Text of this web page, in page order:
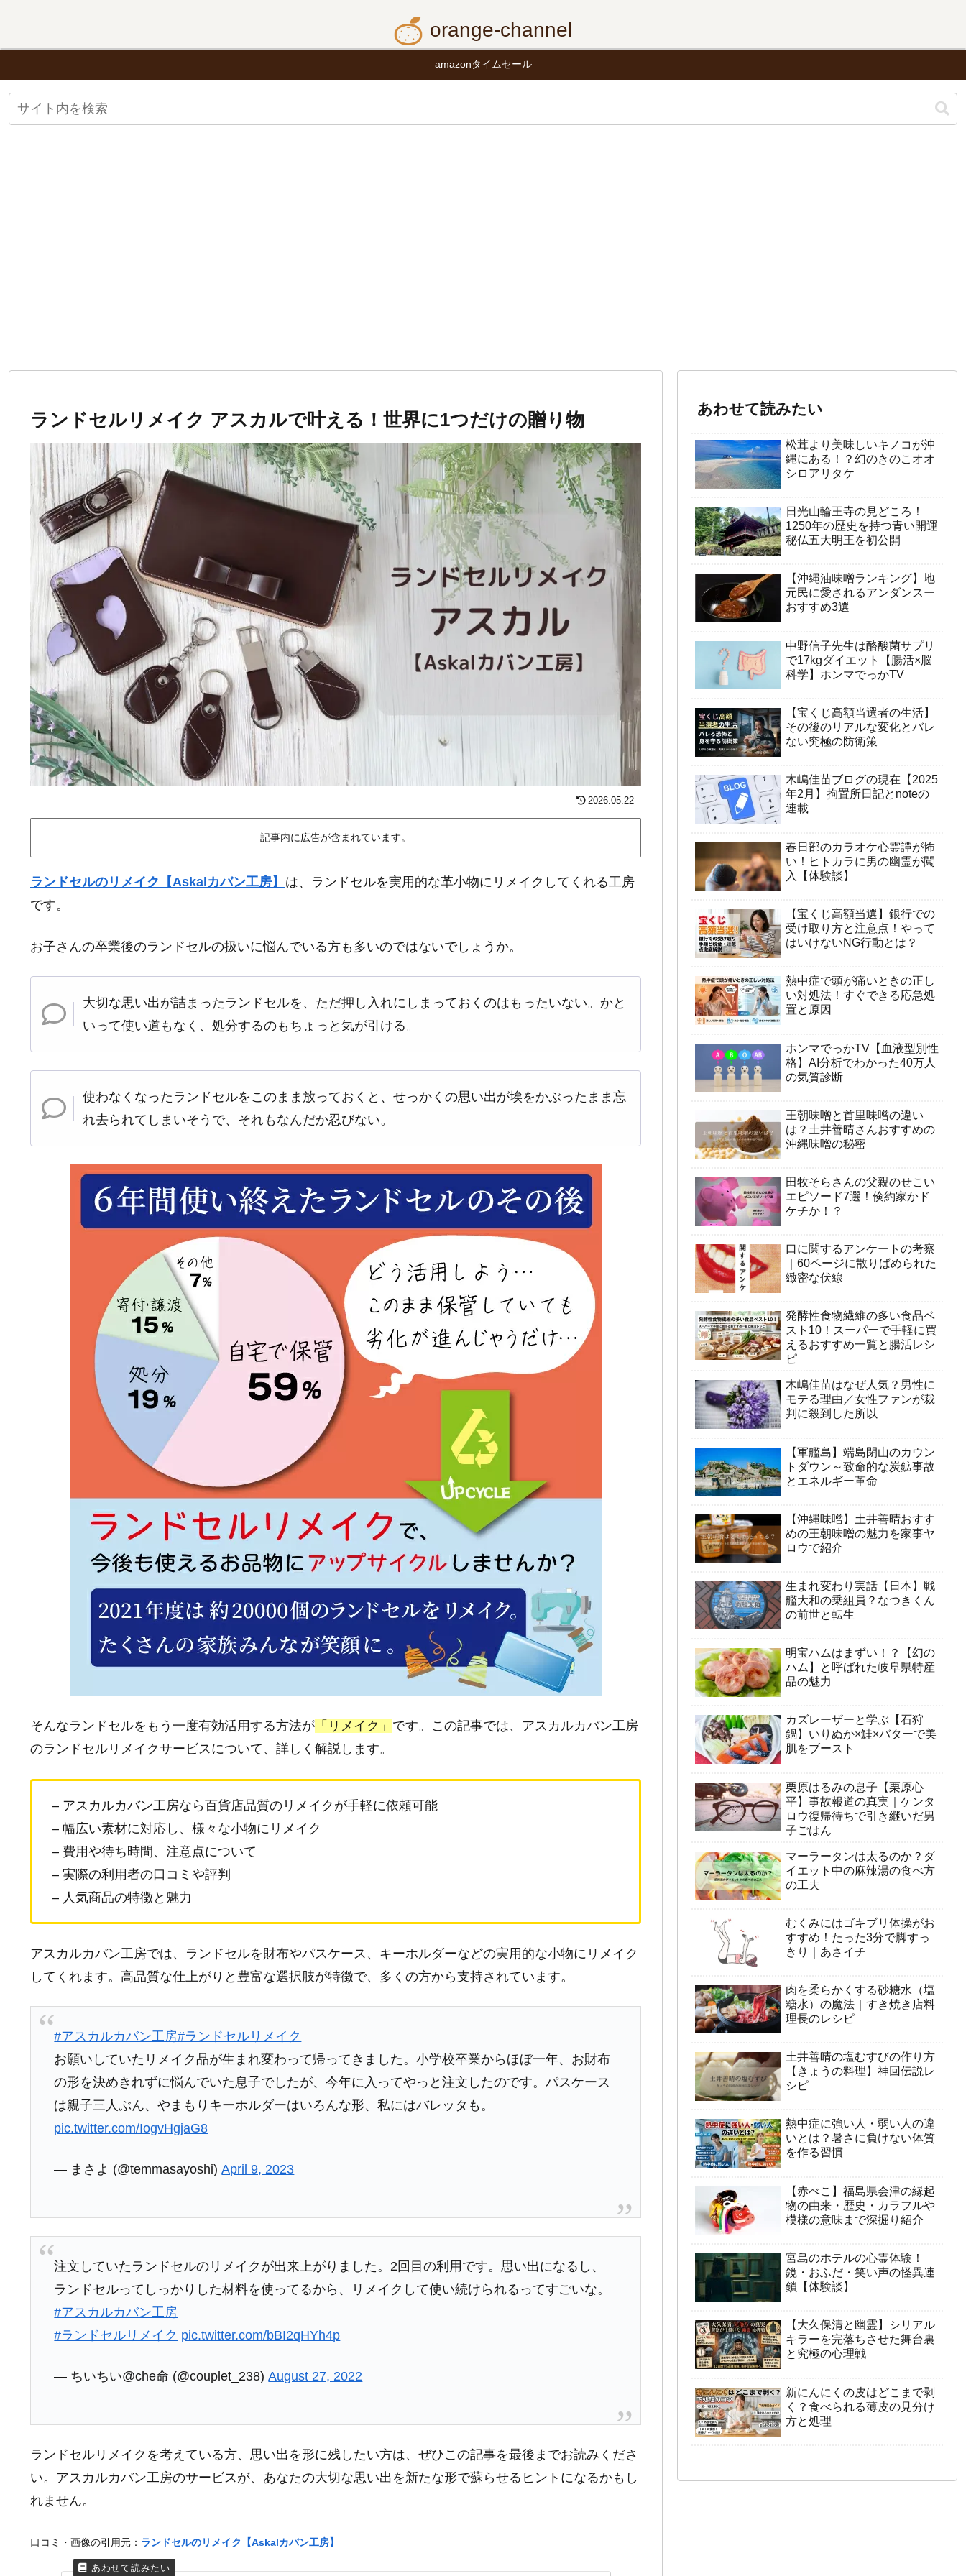
orange-channel
amazonタイムセール
ランドセルリメイク アスカルで叶える！世界に1つだけの贈り物
2026.05.22
記事内に広告が含まれています。
ランドセルのリメイク【Askalカバン工房】 は、ランドセルを実用的な革小物にリメイクしてくれる工房
です。
お子さんの卒業後のランドセルの扱いに悩んでいる方も多いのではないでしょうか。
大切な思い出が詰まったランドセルを、ただ押し入れにしまっておくのはもったいない。かと
いって使い道もなく、処分するのもちょっと気が引ける。
使わなくなったランドセルをこのまま放っておくと、せっかくの思い出が埃をかぶったまま忘
れ去られてしまいそうで、それもなんだか忍びない。
そんなランドセルをもう一度有効活用する方法が 「リメイク」 です。この記事では、アスカルカバン工房
のランドセルリメイクサービスについて、詳しく解説します。
– アスカルカバン工房なら百貨店品質のリメイクが手軽に依頼可能
– 幅広い素材に対応し、様々な小物にリメイク
– 費用や待ち時間、注意点について
– 実際の利用者の口コミや評判
– 人気商品の特徴と魅力
アスカルカバン工房では、ランドセルを財布やパスケース、キーホルダーなどの実用的な小物にリメイク
してくれます。高品質な仕上がりと豊富な選択肢が特徴で、多くの方から支持されています。
#アスカルカバン工房#ランドセルリメイク
お願いしていたリメイク品が生まれ変わって帰ってきました。小学校卒業からほぼ一年、お財布
の形を決めきれずに悩んでいた息子でしたが、今年に入ってやっと注文したのです。パスケース
は親子三人ぶん、やまもりキーホルダーはいろんな形、私にはバレッタも。
pic.twitter.com/IogvHgjaG8
— まさよ (@temmasayoshi)April 9, 2023
注文していたランドセルのリメイクが出来上がりました。2回目の利用です。思い出になるし、
ランドセルってしっかりした材料を使ってるから、リメイクして使い続けられるってすごいな。
#アスカルカバン工房
#ランドセルリメイク pic.twitter.com/bBI2qHYh4p
— ちいちい@che命 (@couplet_238)August 27, 2022
ランドセルリメイクを考えている方、思い出を形に残したい方は、ぜひこの記事を最後までお読みくださ
い。アスカルカバン工房のサービスが、あなたの大切な思い出を新たな形で蘇らせるヒントになるかもし
れません。
口コミ・画像の引用元： ランドセルのリメイク【Askalカバン工房】
あわせて読みたい
松茸より美味しいキノコが沖
縄にある！？幻のきのこオオ
シロアリタケ
日光山輪王寺の見どころ！
1250年の歴史を持つ青い開運
秘仏五大明王を初公開
【沖縄油味噌ランキング】地
元民に愛されるアンダンスー
おすすめ3選
中野信子先生は酪酸菌サプリ
で17kgダイエット【腸活×脳
科学】ホンマでっかTV
【宝くじ高額当選者の生活】
その後のリアルな変化とバレ
ない究極の防衛策
木嶋佳苗ブログの現在【2025
年2月】拘置所日記とnoteの
連載
春日部のカラオケ心霊譚が怖
い！ヒトカラに男の幽霊が闖
入【体験談】
【宝くじ高額当選】銀行での
受け取り方と注意点！やって
はいけないNG行動とは？
熱中症で頭が痛いときの正し
い対処法！すぐできる応急処
置と原因
ホンマでっかTV【血液型別性
格】AI分析でわかった40万人
の気質診断
王朝味噌と首里味噌の違い
は？土井善晴さんおすすめの
沖縄味噌の秘密
田牧そらさんの父親のせこい
エピソード7選！倹約家かド
ケチか！？
口に関するアンケートの考察
｜60ページに散りばめられた
緻密な伏線
発酵性食物繊維の多い食品ベ
スト10！スーパーで手軽に買
えるおすすめ一覧と腸活レシ
ピ
木嶋佳苗はなぜ人気？男性に
モテる理由／女性ファンが裁
判に殺到した所以
【軍艦島】端島閉山のカウン
トダウン～致命的な炭鉱事故
とエネルギー革命
【沖縄味噌】土井善晴おすす
めの王朝味噌の魅力を家事ヤ
ロウで紹介
生まれ変わり実話【日本】戦
艦大和の乗組員？なつきくん
の前世と転生
明宝ハムはまずい！？【幻の
ハム】と呼ばれた岐阜県特産
品の魅力
カズレーザーと学ぶ【石狩
鍋】いりぬか×鮭×バターで美
肌をブースト
栗原はるみの息子【栗原心
平】事故報道の真実｜ケンタ
ロウ復帰待ちで引き継いだ男
子ごはん
マーラータンは太るのか？ダ
イエット中の麻辣湯の食べ方
の工夫
むくみにはゴキブリ体操がお
すすめ！たった3分で脚すっ
きり｜あさイチ
肉を柔らかくする砂糖水（塩
糖水）の魔法｜すき焼き店料
理長のレシピ
土井善晴の塩むすびの作り方
【きょうの料理】神回伝説レ
シピ
熱中症に強い人・弱い人の違
いとは？暑さに負けない体質
を作る習慣
【赤べこ】福島県会津の縁起
物の由来・歴史・カラフルや
模様の意味まで深掘り紹介
宮島のホテルの心霊体験！
鏡・おふだ・笑い声の怪異連
鎖【体験談】
【大久保清と幽霊】シリアル
キラーを完落ちさせた舞台裏
と究極の心理戦
新にんにくの皮はどこまで剥
く？食べられる薄皮の見分け
方と処理